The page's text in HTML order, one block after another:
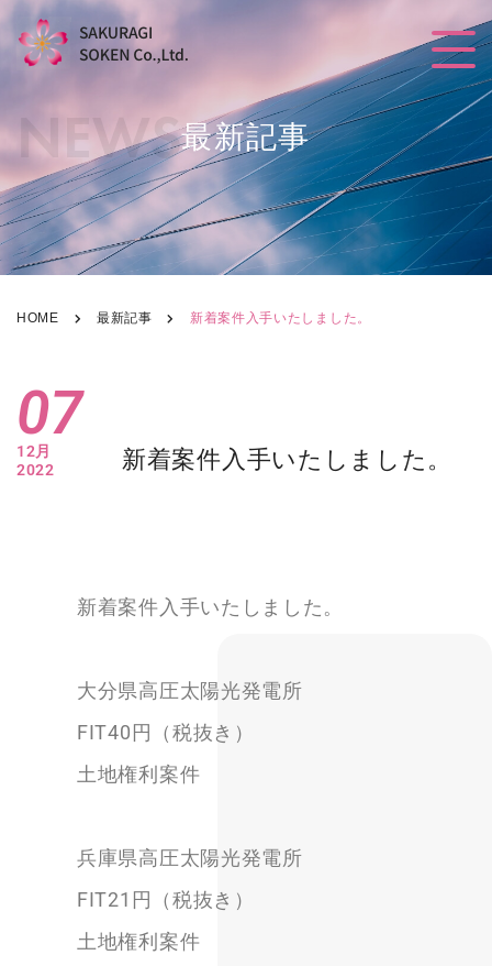
NEWS最新記事
HOME 最新記事 新着案件入手いたしました。
07
12月
2022
新着案件入手いたしました。
新着案件入手いたしました。
大分県高圧太陽光発電所
FIT40円（税抜き）
土地権利案件
兵庫県高圧太陽光発電所
FIT21円（税抜き）
土地権利案件